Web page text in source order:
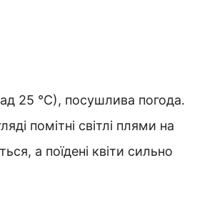
25 °С), посушлива погода.
помітні світлі плями на
а поїдені квіти сильно